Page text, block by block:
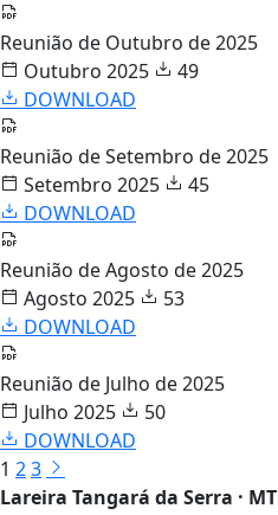
Reunião de Outubro de 2025
Outubro 2025
49
DOWNLOAD
Reunião de Setembro de 2025
Setembro 2025
45
DOWNLOAD
Reunião de Agosto de 2025
Agosto 2025
53
DOWNLOAD
Reunião de Julho de 2025
Julho 2025
50
DOWNLOAD
1 23
Lareira Tangará da Serra · MT